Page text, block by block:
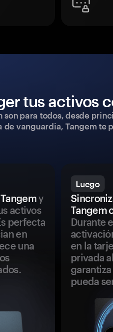
tus activos
son para todos, desde
de vanguardia, Tangem
y
activos
perfecta
en
una
Luego
Tangem
Durante
en la
privada
pueda